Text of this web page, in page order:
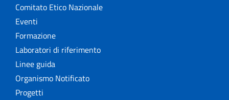
Rapporti ISS Sorveglianza
Rapporti ISTISAN
Relazioni attività ISS
Servizi offerti
Comitato Etico Nazionale
Eventi
Formazione
Laboratori di riferimento
Linee guida
Organismo Notificato
Progetti